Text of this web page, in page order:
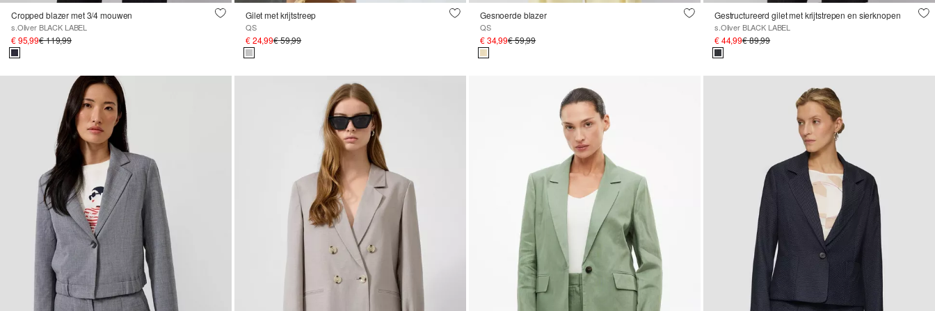
Cropped blazer met 3/4 mouwen
s.Oliver BLACK LABEL
€ 95,99€ 119,99
Gilet met krijtstreep
QS
€ 24,99€ 59,99
Gesnoerde blazer
QS
€ 34,99€ 59,99
Gestructureerd gilet met krijtstrepen en sierknopen
s.Oliver BLACK LABEL
€ 44,99€ 89,99